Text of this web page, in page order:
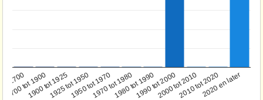
1700
1700 tot 1900
1900 tot 19251925 tot 19501950 tot 19701970 tot 19801980 tot 19901990 tot 20002000 tot 20102010 tot 20202020 en later